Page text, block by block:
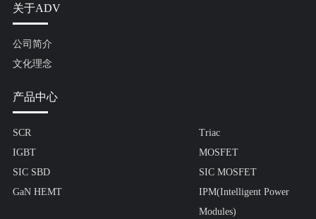
关于ADV
公司简介
文化理念
产品中心
SCR
Triac
IGBT
MOSFET
SIC SBD
SIC MOSFET
GaN HEMT
IPM(Intelligent Power
Modules)